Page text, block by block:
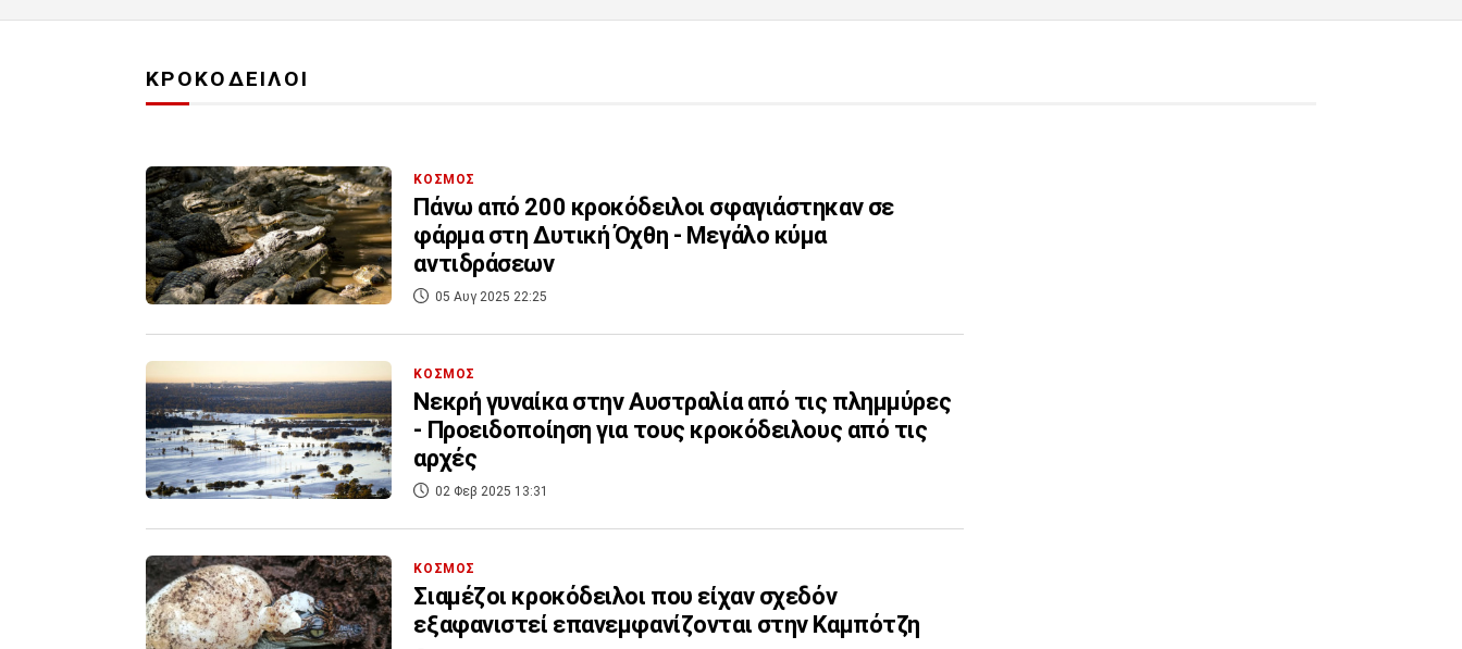
ΚΡΟΚΟΔΕΙΛΟΙ
ΚΟΣΜΟΣ
Πάνω από 200 κροκόδειλοι σφαγιάστηκαν σε
φάρμα στη Δυτική Όχθη - Μεγάλο κύμα
αντιδράσεων
05 Αυγ 2025 22:25
ΚΟΣΜΟΣ
Νεκρή γυναίκα στην Αυστραλία από τις πλημμύρες
- Προειδοποίηση για τους κροκόδειλους από τις
αρχές
02 Φεβ 2025 13:31
ΚΟΣΜΟΣ
Σιαμέζοι κροκόδειλοι που είχαν σχεδόν
εξαφανιστεί επανεμφανίζονται στην Καμπότζη